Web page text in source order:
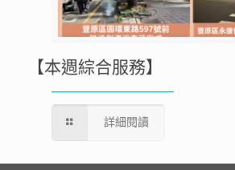
【本週綜合服務】
詳細閱讀